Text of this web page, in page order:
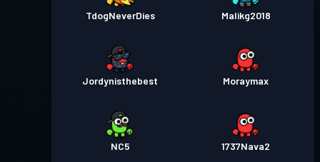
TdogNeverDies Malikg2018
Jordynisthebest Moraymax
NC5 1737Nava2